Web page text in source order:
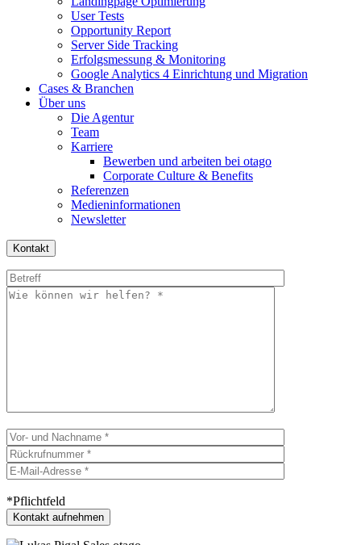
User Tests
Opportunity Report
Server Side Tracking
Erfolgsmessung & Monitoring
Google Analytics 4 Einrichtung und Migration
Cases & Branchen
Über uns
Die Agentur
Team
Karriere
Bewerben und arbeiten bei otago
Corporate Culture & Benefits
Referenzen
Medieninformationen
Newsletter
Kontakt
*Pflichtfeld